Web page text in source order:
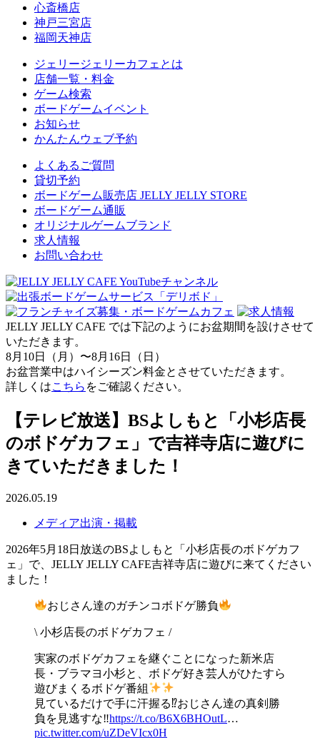
心斎橋店
神戸三宮店
福岡天神店
ジェリージェリーカフェとは
店舗一覧・料金
ゲーム検索
ボードゲームイベント
お知らせ
かんたんウェブ予約
よくあるご質問
貸切予約
ボードゲーム販売店 JELLY JELLY STORE
ボードゲーム通販
オリジナルゲームブランド
求人情報
お問い合わせ
JELLY JELLY CAFE では下記のようにお盆期間を設けさせて
いただきます。
8月10日（月）〜8月16日（日）
お盆営業中はハイシーズン料金とさせていただきます。
詳しくはこちら をご確認ください。
【テレビ放送】BSよしもと「小杉店長
のボドゲカフェ」で吉祥寺店に遊びに
きていただきました！
2026.05.19
メディア出演・掲載
2026年5月18日放送のBSよしもと「小杉店長のボドゲカフ
ェ」で、JELLY JELLY CAFE吉祥寺店に遊びに来てください
ました！
おじさん達のガチンコボドゲ勝負
\ 小杉店長のボドゲカフェ /
実家のボドゲカフェを継ぐことになった新米店
長・ブラマヨ小杉と、ボドゲ好き芸人がひたすら
遊びまくるボドゲ番組
見ているだけで手に汗握る⁉おじさん達の真剣勝
負を見逃すな‼https://t.co/B6X6BHOutL…
pic.twitter.com/uZDeVIcx0H